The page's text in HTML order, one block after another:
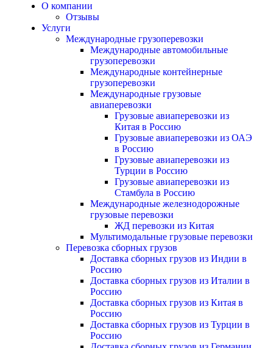
О компании
Отзывы
Услуги
Международные грузоперевозки
Международные автомобильные
грузоперевозки
Международные контейнерные
грузоперевозки
Международные грузовые
авиаперевозки
Грузовые авиаперевозки из
Китая в Россию
Грузовые авиаперевозки из ОАЭ
в Россию
Грузовые авиаперевозки из
Турции в Россию
Грузовые авиаперевозки из
Стамбула в Россию
Международные железнодорожные
грузовые перевозки
ЖД перевозки из Китая
Мультимодальные грузовые перевозки
Перевозка сборных грузов
Доставка сборных грузов из Индии в
Россию
Доставка сборных грузов из Италии в
Россию
Доставка сборных грузов из Китая в
Россию
Доставка сборных грузов из Турции в
Россию